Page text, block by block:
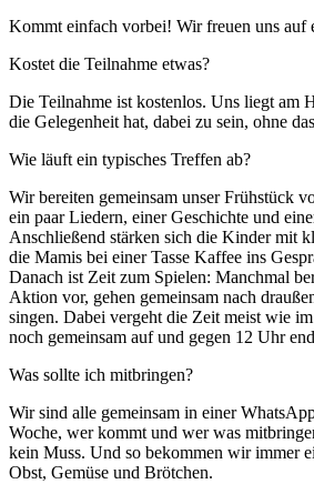
Kommt einfach vorbei! Wir freuen uns auf
Kostet die Teilnahme etwas?
Die Teilnahme ist kostenlos. Uns liegt am
die Gelegenheit hat, dabei zu sein, ohne
Wie läuft ein typisches Treffen ab?
Wir bereiten gemeinsam unser Frühstück
ein paar Liedern, einer Geschichte und
Anschließend stärken sich die Kinder mit
die Mamis bei einer Tasse Kaffee ins
Danach ist Zeit zum Spielen: Manchmal
Aktion vor, gehen gemeinsam nach
singen. Dabei vergeht die Zeit meist wie
noch gemeinsam auf und gegen 12 Uhr
Was sollte ich mitbringen?
Wir sind alle gemeinsam in einer
Woche, wer kommt und wer was
kein Muss. Und so bekommen wir immer
Obst, Gemüse und Brötchen.